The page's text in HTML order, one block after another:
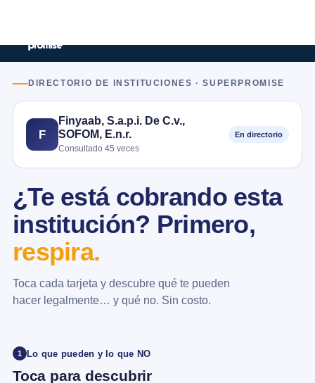
DIRECTORIO DE INSTITUCIONES · SUPERPROMISE
F
Finyaab, S.a.p.i. De C.v.,
SOFOM, E.n.r.
Consultado 45 veces
En directorio
¿Te está cobrando esta
institución? Primero,
respira.
Toca cada tarjeta y descubre qué te pueden
hacer legalmente… y qué no. Sin costo.
1 Lo que pueden y lo que NO
Toca para descubrir